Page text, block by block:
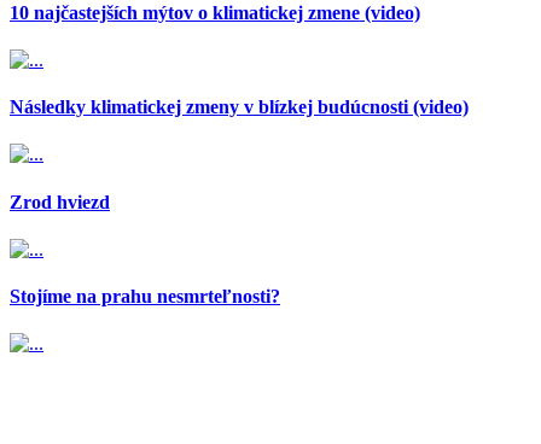
10 najčastejších mýtov o klimatickej zmene (video)
Následky klimatickej zmeny v blízkej budúcnosti (video)
Zrod hviezd
Stojíme na prahu nesmrteľnosti?